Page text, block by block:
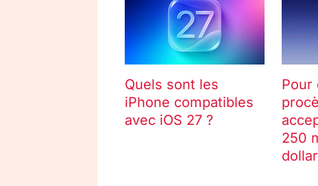
Quels sont les
iPhone compatibles
avec iOS 27 ?
Pour
250